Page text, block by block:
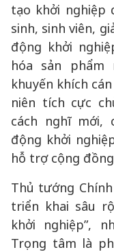
tạo khởi nghiệp
sinh, sinh viên,
động khởi
hóa sản phẩm
khuyến khích
niên tích cực
cách nghĩ mới,
động khởi
hỗ trợ cộng
Thủ tướng
triển khai sâu
khởi nghiệp”,
Trọng tâm là